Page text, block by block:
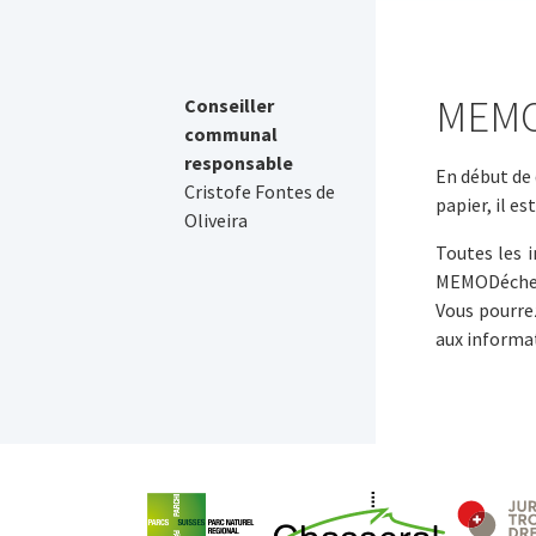
En début
papier, il
Toutes les
Vous
aux
Conseiller
communal
responsable
Cristofe Fontes de
Oliveira